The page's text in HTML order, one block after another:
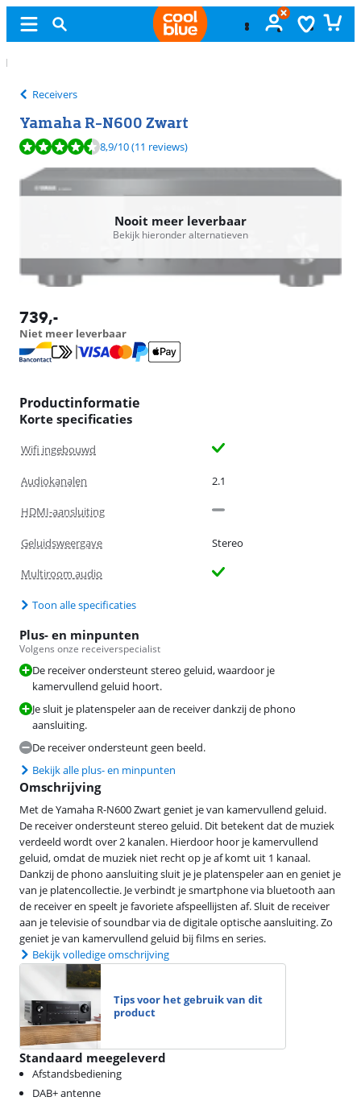
Receivers
Yamaha R-N600 Zwart
Beoordeling is 8,9 van de 10, gebaseerd op 11 reviews.
8,9/10(11 reviews)
Nooit meer leverbaar
Bekijk hieronder alternatieven
739,-
Niet meer leverbaar
Productinformatie
Korte specificaties
Wifi ingebouwd
Audiokanalen 2.1
HDMI-aansluiting
Geluidsweergave Stereo
Multiroom audio
Toon alle specificaties
Plus- en minpunten
Volgens onze receiverspecialist
De receiver ondersteunt stereo geluid, waardoor je
kamervullend geluid hoort.
Je sluit je platenspeler aan de receiver dankzij de phono
aansluiting.
De receiver ondersteunt geen beeld.
Bekijk alle plus- en minpunten
Omschrijving
Met de Yamaha R-N600 Zwart geniet je van kamervullend geluid.
De receiver ondersteunt stereo geluid. Dit betekent dat de muziek
verdeeld wordt over 2 kanalen. Hierdoor hoor je kamervullend
geluid, omdat de muziek niet recht op je af komt uit 1 kanaal.
Dankzij de phono aansluiting sluit je je platenspeler aan en geniet je
van je platencollectie. Je verbindt je smartphone via bluetooth aan
de receiver en speelt je favoriete afspeellijsten af. Sluit de receiver
aan je televisie of soundbar via de digitale optische aansluiting. Zo
geniet je van kamervullend geluid bij films en series.
Bekijk volledige omschrijving
Tips voor het gebruik van dit
product
Standaard meegeleverd
Afstandsbediening
DAB+ antenne